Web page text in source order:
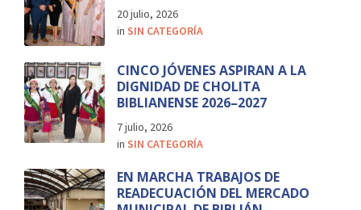
20 julio, 2026
in SIN CATEGORÍA
CINCO JÓVENES ASPIRAN A LA
DIGNIDAD DE CHOLITA
BIBLIANENSE 2026–2027
7 julio, 2026
in SIN CATEGORÍA
EN MARCHA TRABAJOS DE
READECUACIÓN DEL MERCADO